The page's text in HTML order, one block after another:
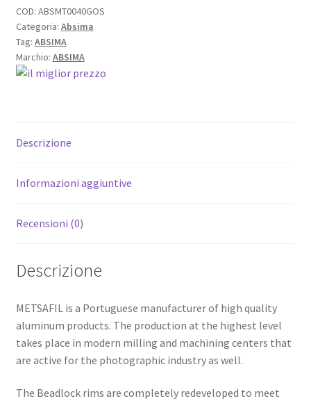
COD: ABSMT0040GOS
Categoria: Absima
Tag: ABSIMA
Marchio: ABSIMA
Descrizione
Informazioni aggiuntive
Recensioni (0)
Descrizione
METSAFIL is a Portuguese manufacturer of high quality
aluminum products. The production at the highest level
takes place in modern milling and machining centers that
are active for the photographic industry as well.
The Beadlock rims are completely redeveloped to meet